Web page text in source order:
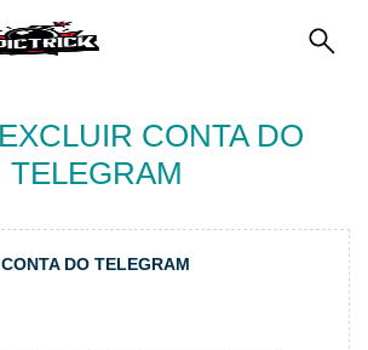
CONTA DO
TELEGRAM
DO TELEGRAM